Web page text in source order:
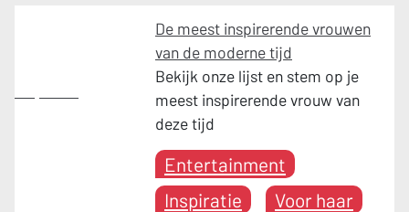
De meest inspirerende vrouwen
van de moderne tijd
Bekijk onze lijst en stem op je
meest inspirerende vrouw van
deze tijd
Entertainment
Inspiratie
Voor haar